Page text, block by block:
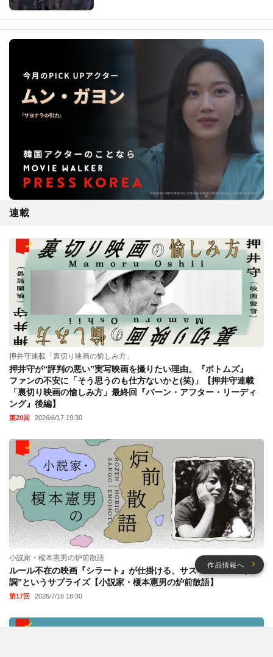
作品情報へ
連載
押井守連載「裏切り映画の愉しみ方」
押井守が“評判の悪い”実写映画を撮りたい理由。『ボトムズ』
ファンの不安に「そう思うのも仕方ないかと(笑)」【押井守連載
「裏切り映画の愉しみ方」最終回『バーン・アフター・リーディ
ング』後編】
第20回 2026/6/17 19:30
小説家・榎本憲男の炉前散語
ルール不在の映画『シラート』が仕掛ける、サスペンスへの“転
調”というサプライズ【小説家・榎本憲男の炉前散語】
第17回 2026/7/18 18:30